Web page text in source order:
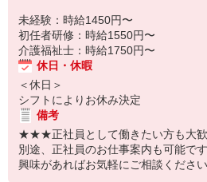
未経験：時給1450円〜
初任者研修：時給1550円〜
介護福祉士：時給1750円〜
休日・休暇
＜休日＞
シフトによりお休み決定
備考
★★★正社員として働きたい方も
別途、正社員のお仕事案内も可能で
興味があればお気軽にご相談くださ